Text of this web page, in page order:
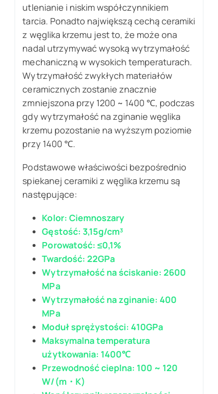
utlenianie i niskim współczynnikiem
tarcia. Ponadto największą cechą ceramiki
z węglika krzemu jest to, że może ona
nadal utrzymywać wysoką wytrzymałość
mechaniczną w wysokich temperaturach.
Wytrzymałość zwykłych materiałów
ceramicznych zostanie znacznie
zmniejszona przy 1200 ~ 1400 ℃, podczas
gdy wytrzymałość na zginanie węglika
krzemu pozostanie na wyższym poziomie
przy 1400 ℃.
Podstawowe właściwości bezpośrednio
spiekanej ceramiki z węglika krzemu są
następujące:
Kolor: Ciemnoszary
Gęstość: 3,15g/cm³
Porowatość: ≤0,1%
Twardość: 22GPa
Wytrzymałość na ściskanie: 2600
MPa
Wytrzymałość na zginanie: 400
MPa
Moduł sprężystości: 410GPa
Maksymalna temperatura
użytkowania: 1400℃
Przewodność cieplna: 100 ~ 120
W/(m・K)